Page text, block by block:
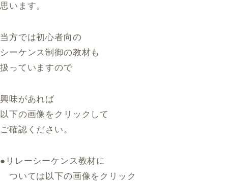
思います。
当方では初心者向の
シーケンス制御の教材も
扱っていますので
興味があれば
以下の画像をクリックして
ご確認ください。
●リレーシーケンス教材に
ついては以下の画像をクリック